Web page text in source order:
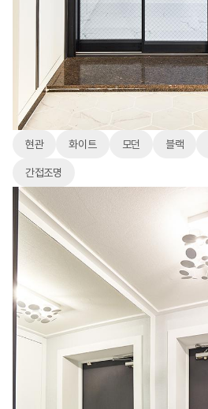
현관 화이트 모던 블랙
간접조명